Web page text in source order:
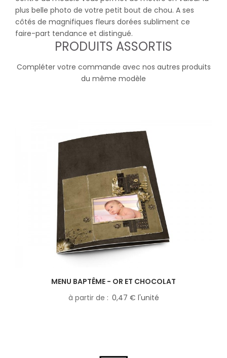
plus belle photo de votre petit bout de chou. A ses
côtés de magnifiques fleurs dorées subliment ce
faire-part tendance et distingué.
PRODUITS ASSORTIS
Compléter votre commande avec nos autres produits
du même modèle
MENU BAPTÊME - OR ET CHOCOLAT
à partir de
0,47 € l'unité